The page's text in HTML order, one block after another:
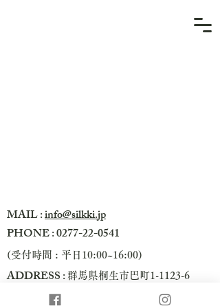
MAIL :info@silkki.jp
PHONE :0277-22-0541
(受付時間 : 平日10:00~16:00)
ADDRESS : 群馬県桐生市巴町1-1123-6
​Kiryu Seisen Shoji co.,LTD.